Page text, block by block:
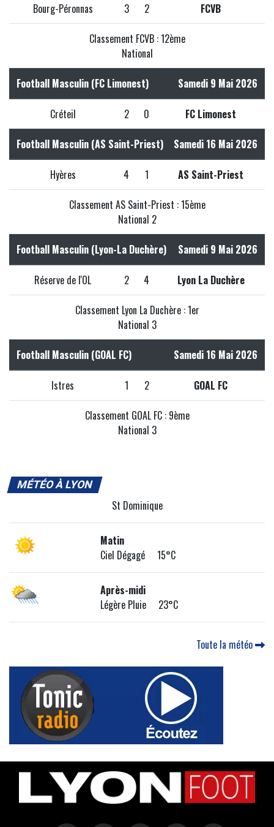
Bourg-Péronnas 3 2 FCVB
Classement FCVB : 12ème
National
Football Masculin (FC Limonest) Samedi 9 Mai 2026
Créteil 2 0 FC Limonest
Football Masculin (AS Saint-Priest) Samedi 16 Mai 2026
Hyères 4 1 AS Saint-Priest
Classement AS Saint-Priest : 15ème
National 2
Football Masculin (Lyon-La Duchère) Samedi 9 Mai 2026
Réserve de l'OL 2 4 Lyon La Duchère
Classement Lyon La Duchère : 1er
National 3
Football Masculin (GOAL FC) Samedi 16 Mai 2026
Istres 1 2 GOAL FC
Classement GOAL FC : 9ème
National 3
MÉTÉO À LYON
St Dominique
Matin
Ciel Dégagé 15°C
Après-midi
Légère Pluie 23°C
Toute la météo